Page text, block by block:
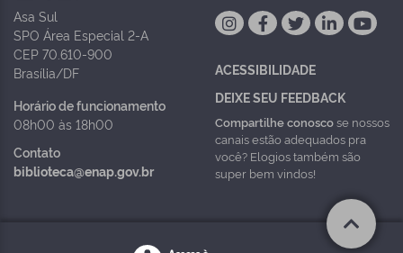
Asa Sul
SPO Área Especial 2-A
CEP 70.610-900
Brasília/DF
Horário de funcionamento
08h00 às 18h00
Contato
biblioteca@enap.gov.br
ACESSIBILIDADE
DEIXE SEU FEEDBACK
Compartilhe conoscose nossos
canais estão adequados pra
você? Elogios também são
super bem vindos!